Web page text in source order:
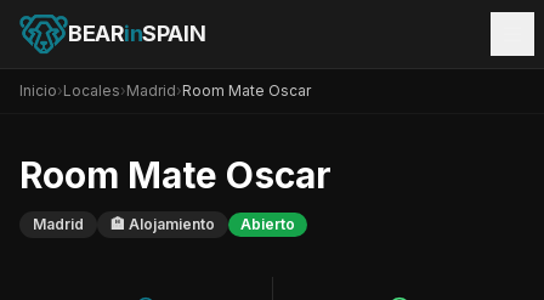
BEARinSPAIN
Inicio›Locales›Madrid›Room Mate Oscar
Room Mate Oscar
Madrid 🏨 Alojamiento Abierto